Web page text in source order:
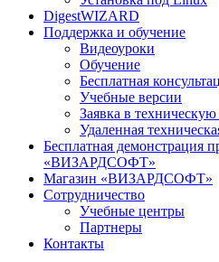
DigestWIZARD
Поддержка и обучение
Видеоуроки
Обучение
Бесплатная
Учебные версии
Заявка в
Удаленная
Бесплатная демонстрация
«ВИЗАРДСОФТ»
Магазин «ВИЗАРДСОФТ»
Сотрудничество
Учебные центры
Партнеры
Контакты